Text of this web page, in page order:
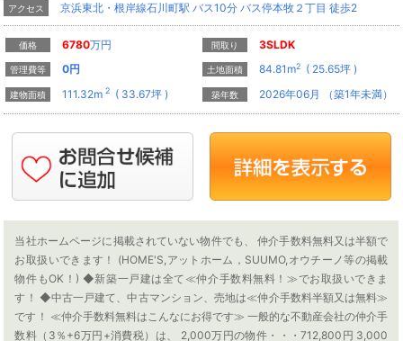
アクセス 京浜東北・根岸線石川町駅 バス10分 バス停本牧２丁目 徒歩2
価格 6780万円
管理費等 0円
建物面積 111.32m 2( 33.67坪 )
間取り 3SLDK
土地面積 84.81m2 ( 25.65坪 )
築年数 2026年06月 （築1年未満）
当社ホームページに掲載されていない物件でも、 仲介手数料無料又は半額で
お取扱いできます！ (HOME'S,アットホーム，SUUMO,オウチーノ等の掲載
物件もOK！) ◆新築一戸建は全て≪仲介手数料無料！≫でお取扱いできま
す！ ◆中古一戸建て、中古マンション、売地は≪仲介手数料半額又は無料≫
です！ ≪仲介手数料無料はこんなにお得です≫ 一般的な不動産会社の仲介手
数料（3％+6万円+消費税）は、 2,000万円の物件・・・712,800円 3,000